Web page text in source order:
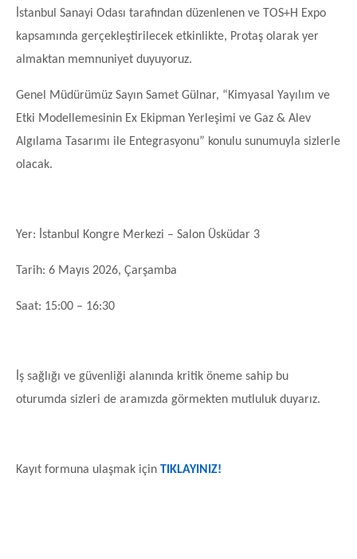
İstanbul Sanayi Odası tarafından düzenlenen ve TOS+H Expo
kapsamında gerçekleştirilecek etkinlikte, Protaş olarak yer
almaktan memnuniyet duyuyoruz.
Genel Müdürümüz Sayın Samet Gülnar, “Kimyasal Yayılım ve
Etki Modellemesinin Ex Ekipman Yerleşimi ve Gaz & Alev
Algılama Tasarımı ile Entegrasyonu” konulu sunumuyla sizlerle
olacak.
Yer: İstanbul Kongre Merkezi – Salon Üsküdar 3
Tarih: 6 Mayıs 2026, Çarşamba
Saat: 15:00 – 16:30
İş sağlığı ve güvenliği alanında kritik öneme sahip bu
oturumda sizleri de aramızda görmekten mutluluk duyarız.
Kayıt formuna ulaşmak için TIKLAYINIZ!